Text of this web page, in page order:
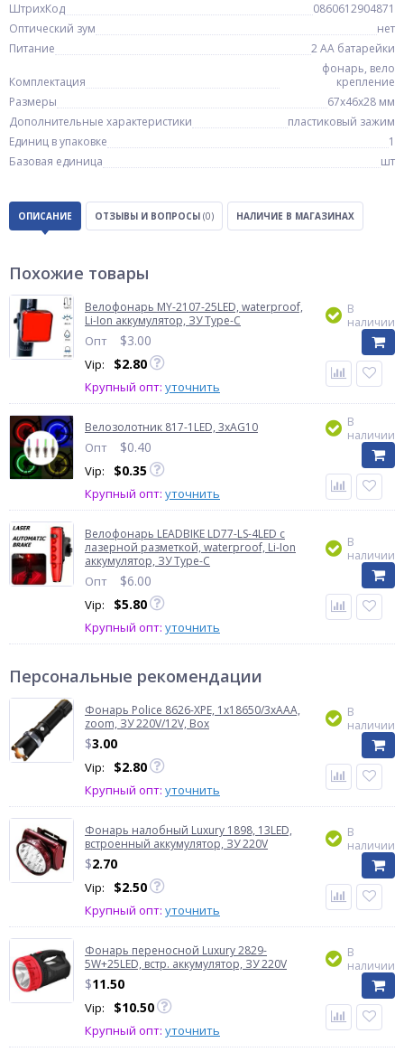
ШтрихКод
0860612904871
Оптический зум
нет
Питание
2 АА батарейки
Комплектация
фонарь, вело
крепление
Размеры
67х46х28 мм
Дополнительные характеристики
пластиковый зажим
Единиц в упаковке
1
Базовая единица
шт
ОПИСАНИЕ ОТЗЫВЫ И ВОПРОСЫ (0) НАЛИЧИЕ В МАГАЗИНАХ
Похожие товары
Велофонарь MY-2107-25LED, waterproof,
Li-Ion аккумулятор, ЗУ Type-C
Опт $3.00
Vip: $2.80
Крупный опт: уточнить
В
наличии
Велозолотник 817-1LED, 3xAG10
Опт $0.40
Vip: $0.35
Крупный опт: уточнить
В
наличии
Велофонарь LEADBIKE LD77-LS-4LED с
лазерной разметкой, waterproof, Li-Ion
аккумулятор, ЗУ Type-C
Опт $6.00
Vip: $5.80
Крупный опт: уточнить
В
наличии
Персональные рекомендации
Фонарь Police 8626-XPE, 1х18650/3xAAA,
zoom, ЗУ 220V/12V, Box
$3.00
Vip: $2.80
Крупный опт: уточнить
В
наличии
Фонарь налобный Luxury 1898, 13LED,
встроенный аккумулятор, ЗУ 220V
$2.70
Vip: $2.50
Крупный опт: уточнить
В
наличии
Фонарь переносной Luxury 2829-
5W+25LED, встр. аккумулятор, ЗУ 220V
$11.50
Vip: $10.50
Крупный опт: уточнить
В
наличии